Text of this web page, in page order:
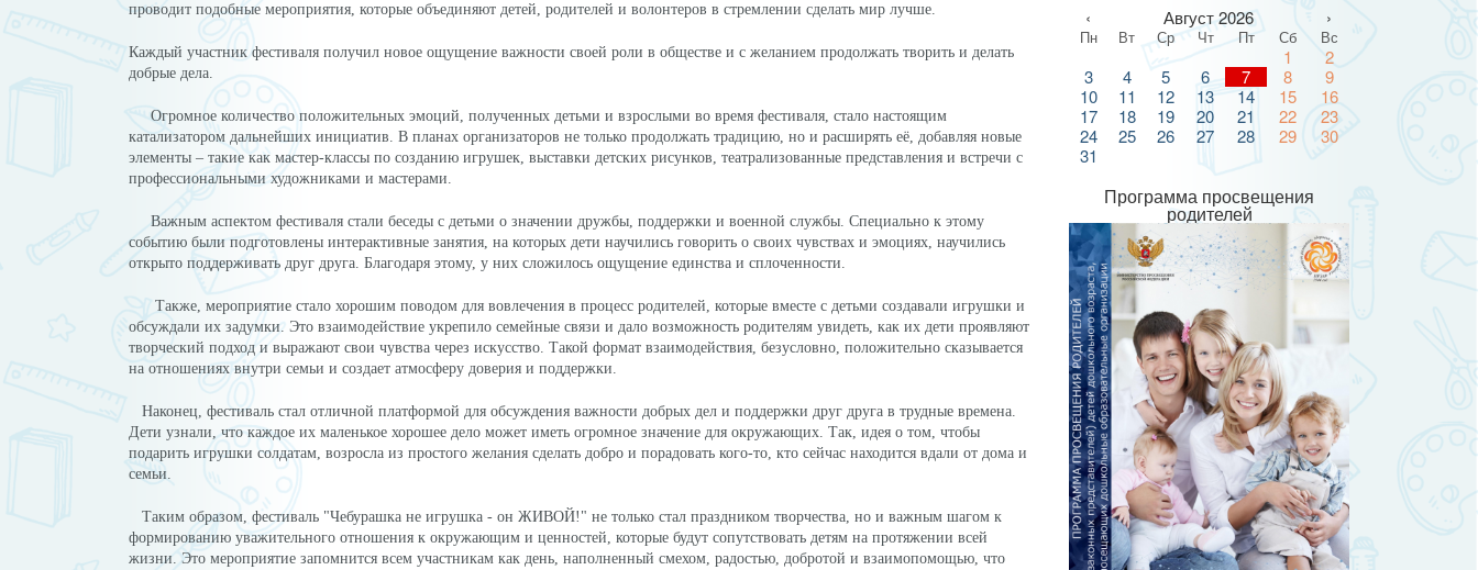
проводит подобные мероприятия, которые объединяют детей, родителей и волонтеров в стремлении сделать мир лучше.
Каждый участник фестиваля получил новое ощущение важности своей роли в обществе и с желанием продолжать творить и делать
добрые дела.
Огромное количество положительных эмоций, полученных детьми и взрослыми во время фестиваля, стало настоящим
катализатором дальнейших инициатив. В планах организаторов не только продолжать традицию, но и расширять её, добавляя новые
элементы – такие как мастер-классы по созданию игрушек, выставки детских рисунков, театрализованные представления и встречи с
профессиональными художниками и мастерами.
Важным аспектом фестиваля стали беседы с детьми о значении дружбы, поддержки и военной службы. Специально к этому
событию были подготовлены интерактивные занятия, на которых дети научились говорить о своих чувствах и эмоциях, научились
открыто поддерживать друг друга. Благодаря этому, у них сложилось ощущение единства и сплоченности.
Также, мероприятие стало хорошим поводом для вовлечения в процесс родителей, которые вместе с детьми создавали игрушки и
обсуждали их задумки. Это взаимодействие укрепило семейные связи и дало возможность родителям увидеть, как их дети проявляют
творческий подход и выражают свои чувства через искусство. Такой формат взаимодействия, безусловно, положительно сказывается
на отношениях внутри семьи и создает атмосферу доверия и поддержки.
Наконец, фестиваль стал отличной платформой для обсуждения важности добрых дел и поддержки друг друга в трудные времена.
Дети узнали, что каждое их маленькое хорошее дело может иметь огромное значение для окружающих. Так, идея о том, чтобы
подарить игрушки солдатам, возросла из простого желания сделать добро и порадовать кого-то, кто сейчас находится вдали от дома и
семьи.
Таким образом, фестиваль "Чебурашка не игрушка - он ЖИВОЙ!" не только стал праздником творчества, но и важным шагом к
формированию уважительного отношения к окружающим и ценностей, которые будут сопутствовать детям на протяжении всей
жизни. Это мероприятие запомнится всем участникам как день, наполненный смехом, радостью, добротой и взаимопомощью, что
‹ Август 2026 ›
Пн Вт Ср Чт Пт Сб Вс
1
2
3
4 5 6 7 8
9
10
11 12 13 14 15
16
17
18 19 20 21 22
23
24
25 26 27 28 29
30
31
Программа просвещения
родителей